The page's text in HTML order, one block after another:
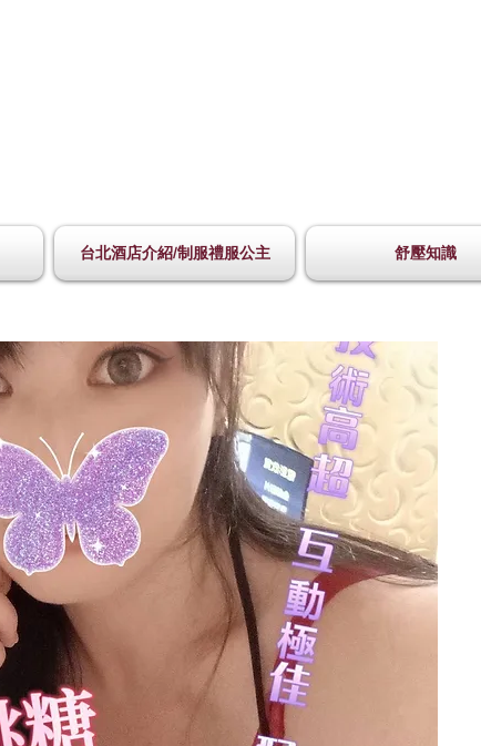
台北酒店介紹/制服禮服公主 舒壓知識